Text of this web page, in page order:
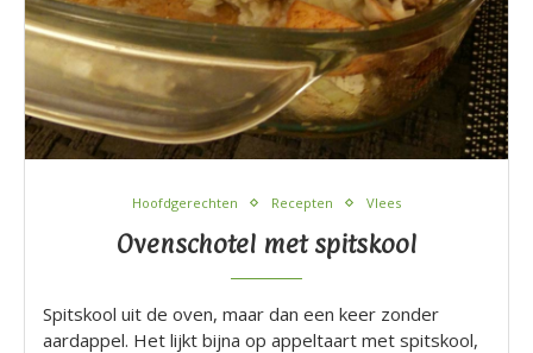
Hoofdgerechten Recepten Vlees
Ovenschotel met spitskool
Spitskool uit de oven, maar dan een keer zonder
aardappel. Het lijkt bijna op appeltaart met spitskool,